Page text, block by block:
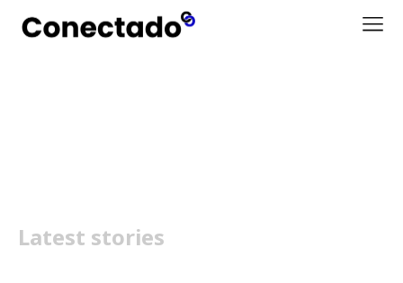
Latest stories